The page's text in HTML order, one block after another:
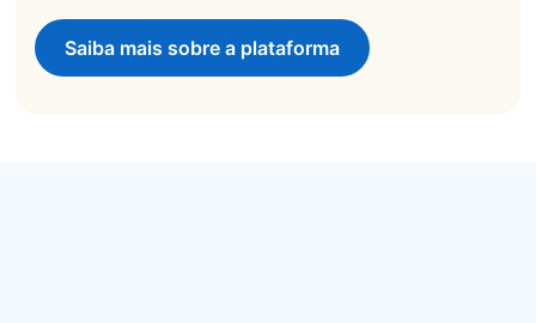
Saiba mais sobre a plataforma